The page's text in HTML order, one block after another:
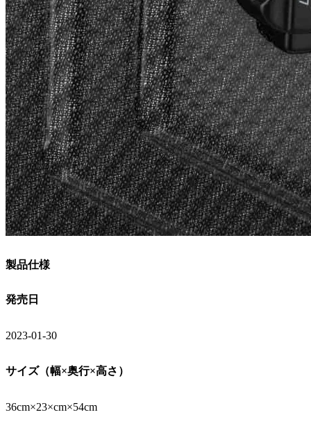
製品仕様
発売日
2023-01-30
サイズ（幅×奥行×高さ）
36cm×23×cm×54cm